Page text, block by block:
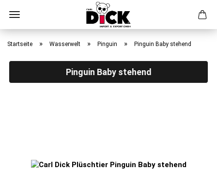
Direkt
zumStartseite » Wasserwelt » Pinguin » Pinguin Baby stehend
Pinguin Baby stehend